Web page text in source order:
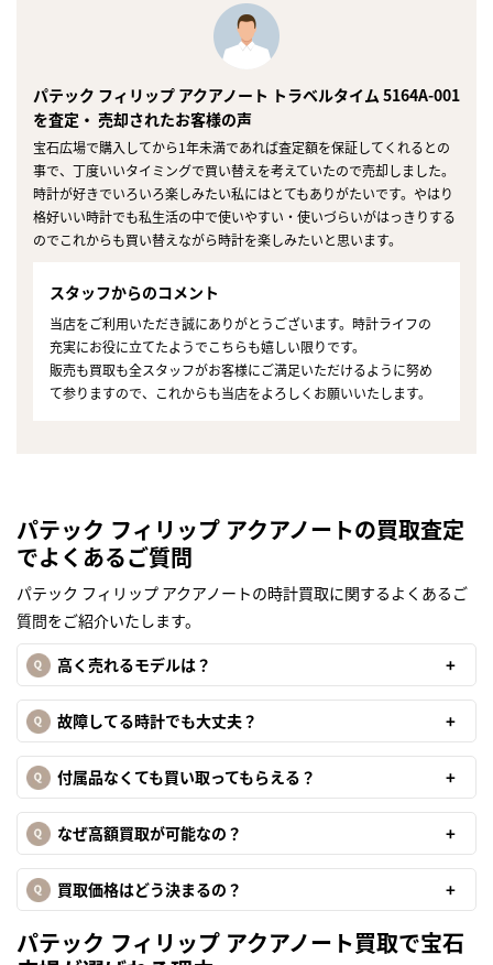
パテック フィリップ アクアノート トラベルタイム 5164A-001
を査定・ 売却されたお客様の声
宝石広場で購入してから1年未満であれば査定額を保証してくれるとの
事で、丁度いいタイミングで買い替えを考えていたので売却しました。
時計が好きでいろいろ楽しみたい私にはとてもありがたいです。やはり
格好いい時計でも私生活の中で使いやすい・使いづらいがはっきりする
のでこれからも買い替えながら時計を楽しみたいと思います。
スタッフからのコメント
当店をご利用いただき誠にありがとうございます。時計ライフの
充実にお役に立てたようでこちらも嬉しい限りです。
販売も買取も全スタッフがお客様にご満足いただけるように努め
て参りますので、これからも当店をよろしくお願いいたします。
パテック フィリップ アクアノートの買取査定
でよくあるご質問
パテック フィリップ アクアノートの時計買取に関するよくあるご
質問をご紹介いたします。
高く売れるモデルは？
故障してる時計でも大丈夫？
付属品なくても買い取ってもらえる？
なぜ高額買取が可能なの？
買取価格はどう決まるの？
パテック フィリップ アクアノート買取で宝石
まずは
かんたん30秒でお試し査定